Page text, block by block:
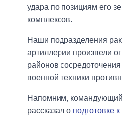
удара по позициям его
комплексов.
Наши подразделения
артиллерии произвели
районов
военной техники
Напомним,
рассказал о подготовке